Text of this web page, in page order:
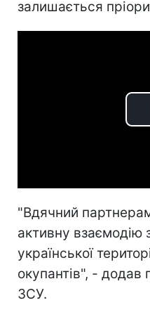
залишається
"Вдячний
активну взаємодію
української
окупантів", - додав
ЗСУ.